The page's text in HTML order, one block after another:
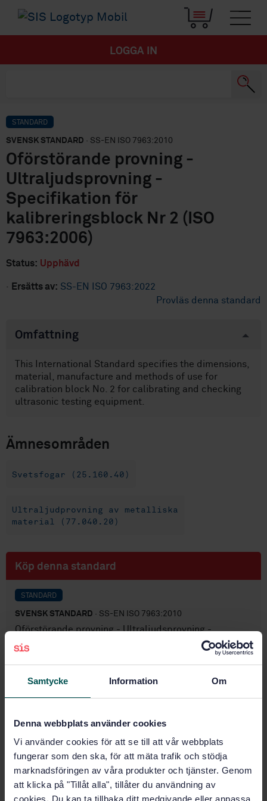
Samtycke Information Om
Denna webbplats använder cookies
Vi använder cookies för att se till att vår webbplats
fungerar som den ska, för att mäta trafik och stödja
marknadsföringen av våra produkter och tjänster. Genom
att klicka på "Tillåt alla", tillåter du användning av
cookies. Du kan ta tillbaka ditt medgivande eller anpassa
LOGGA IN
STANDARD
SVENSK STANDARD · SS-EN ISO 7963:2010
Oförstörande provning -
Ultraljudsprovning -
Specifikation för
kalibreringsblock Nr 2 (ISO
7963:2006)
Status: Upphävd
· Ersätts av: SS-EN ISO 7963:2022
Provläs denna standard
Omfattning
This International Standard specifies the dimensions,
material, manufacture and methods of use for
calibration block No. 2 for calibrating and checking
ultrasonic testing equipment.
Ämnesområden
Svetsfogar (25.160.40)
Ultraljudprovning av metalliska
material (77.040.20)
Köp denna standard
STANDARD
SVENSK STANDARD · SS-EN ISO 7963:2010
Oförstörande provning - Ultraljudsprovning -
Specifikation för kalibreringsblock Nr 2 (ISO
7963:2006)
Prenumerera på standarden - Läs mer
PDF
Fler alternativ